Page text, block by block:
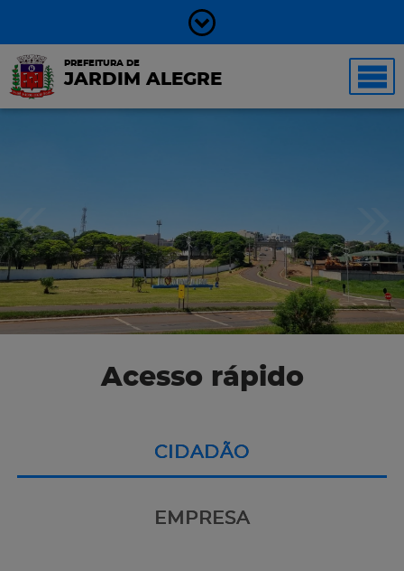
PREFEITURA DE
JARDIM ALEGRE
Acesso rápido
CIDADÃO
EMPRESA